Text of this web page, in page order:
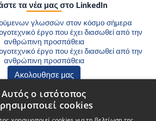
τα νέα μας στο LinkedIn
γλωσσών στον κόσμο σήμερα
έργο που έχει διασωθεί από την
ανθρώπινη προσπάθεια
έργο που έχει διασωθεί από την
ανθρώπινη προσπάθεια
Ακολουθησε μας
Ανακαλύψτε το Blog μας
Αυτός ο ιστότοπος
cookies